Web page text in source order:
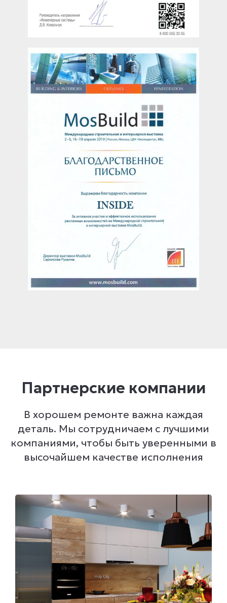
Партнерские компании
В хорошем ремонте важна каждая
деталь. Мы сотрудничаем с лучшими
компаниями, чтобы быть уверенными в
высочайшем качестве исполнения